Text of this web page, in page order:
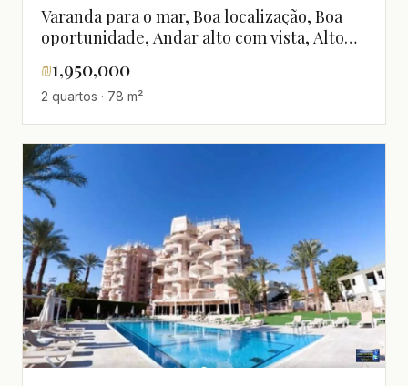
Varanda para o mar, Boa localização, Boa
oportunidade, Andar alto com vista, Alto
mar, Não perder!, Agradável, Bem
projetado, Claro, Boas orientações, Em bom
estado, Totalmente mobiliado, Magnífico,
Projeto de qualidade
₪1,950,000
2 quartos · 78 m²